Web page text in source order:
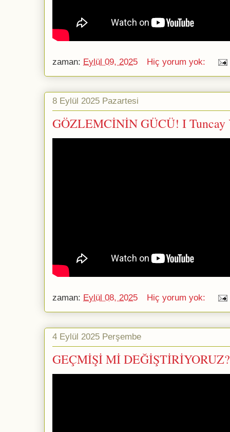
zaman: Eylül 09, 2025 Hiç yorum yok:
8 Eylül 2025 Pazartesi
GÖZLEMCİNİN GÜCÜ! I
zaman: Eylül 08, 2025 Hiç yorum yok:
4 Eylül 2025 Perşembe
GEÇMİŞİ Mİ